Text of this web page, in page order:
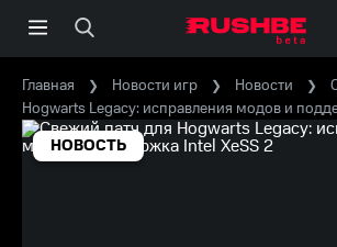
Главная Новости игр Новости
Hogwarts Legacy: исправления модов и
НОВОСТЬ